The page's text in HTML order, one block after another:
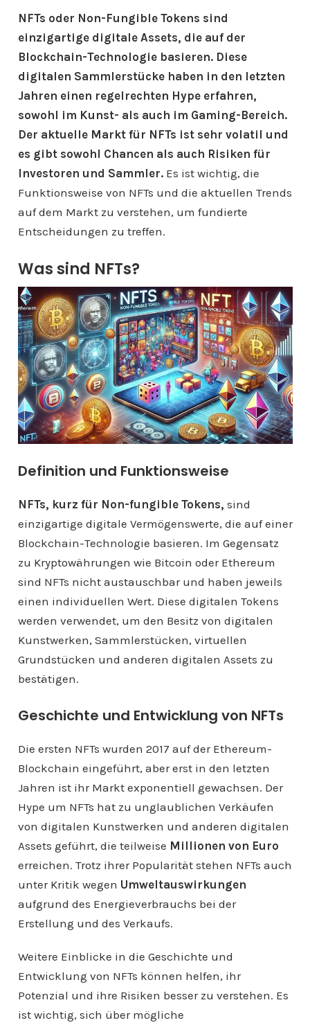
NFTs oder Non-Fungible Tokens sind
einzigartige digitale Assets, die auf der
Blockchain-Technologie basieren. Diese
digitalen Sammlerstücke haben in den letzten
Jahren einen regelrechten Hype erfahren,
sowohl im Kunst- als auch im Gaming-Bereich.
Der aktuelle Markt für NFTs ist sehr volatil und
es gibt sowohl Chancen als auch Risiken für
Investoren und Sammler.Es ist wichtig, die
Funktionsweise von NFTs und die aktuellen Trends
auf dem Markt zu verstehen, um fundierte
Entscheidungen zu treffen.
Was sind NFTs?
Definition und Funktionsweise
NFTs, kurz für Non-fungible Tokens, sind
einzigartige digitale Vermögenswerte, die auf einer
Blockchain-Technologie basieren. Im Gegensatz
zu Kryptowährungen wie Bitcoin oder Ethereum
sind NFTs nicht austauschbar und haben jeweils
einen individuellen Wert. Diese digitalen Tokens
werden verwendet, um den Besitz von digitalen
Kunstwerken, Sammlerstücken, virtuellen
Grundstücken und anderen digitalen Assets zu
bestätigen.
Geschichte und Entwicklung von NFTs
Die ersten NFTs wurden 2017 auf der Ethereum-
Blockchain eingeführt, aber erst in den letzten
Jahren ist ihr Markt exponentiell gewachsen. Der
Hype um NFTs hat zu unglaublichen Verkäufen
von digitalen Kunstwerken und anderen digitalen
Assets geführt, die teilweise Millionen von Euro
erreichen. Trotz ihrer Popularität stehen NFTs auch
unter Kritik wegen Umweltauswirkungen
aufgrund des Energieverbrauchs bei der
Erstellung und des Verkaufs.
Weitere Einblicke in die Geschichte und
Entwicklung von NFTs können helfen, ihr
Potenzial und ihre Risiken besser zu verstehen. Es
ist wichtig, sich über mögliche